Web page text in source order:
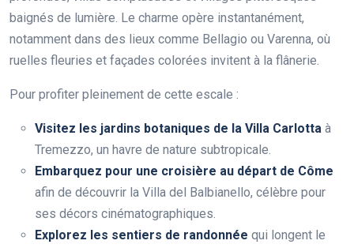
baignés de lumière. Le charme opère instantanément,
notamment dans des lieux comme Bellagio ou Varenna, où
ruelles fleuries et façades colorées invitent à la flânerie.
Pour profiter pleinement de cette escale :
Visitez les jardins botaniques de la Villa Carlotta à
Tremezzo, un havre de nature subtropicale.
Embarquez pour une croisière au départ de Côme
afin de découvrir la Villa del Balbianello, célèbre pour
ses décors cinématographiques.
Explorez les sentiers de randonnée qui longent le